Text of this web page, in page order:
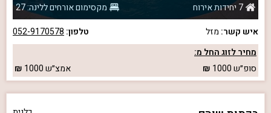
7 יחידות אירוח
מקסימום אורחים ללינה: 27
איש קשר: מזל טלפון: 052-9170578
מחיר לזוג החל מ:
סופ״ש1000 אמצ״ש1000